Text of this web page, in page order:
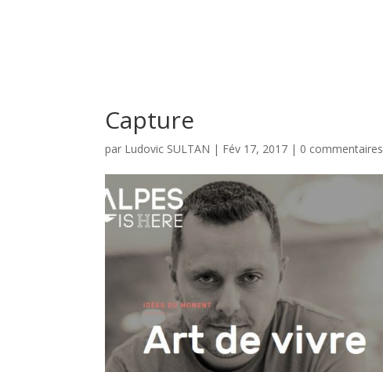
Capture
par Ludovic SULTAN | Fév 17, 2017 | 0 commentaires